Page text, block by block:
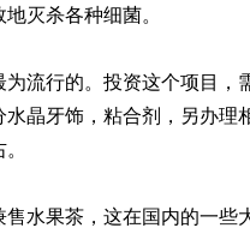
灭杀各种细菌。
流行的。投资这个项目
晶牙饰，粘合剂，另办
水果茶，这在国内的一些